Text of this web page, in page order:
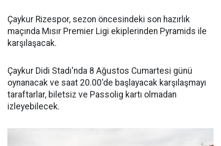
Çaykur Rizespor, sezon öncesindeki son hazırlık
maçında Mısır Premier Ligi ekiplerinden Pyramids ile
karşılaşacak.
Çaykur Didi Stadı'nda 8 Ağustos Cumartesi günü
oynanacak ve saat 20.00'de başlayacak karşılaşmayı
taraftarlar, biletsiz ve Passolig kartı olmadan
izleyebilecek.